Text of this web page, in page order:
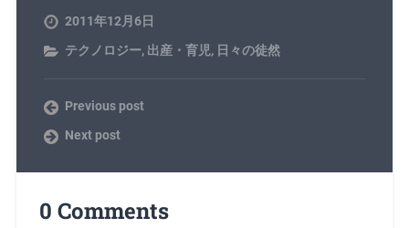
2011年12月6日
テクノロジー, 出産・育児, 日々の徒然
Previous post
Next post
0 Comments